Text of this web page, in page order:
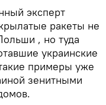
эксперт
ракеты не
, но туда
украинские
примеры уже
зенитными